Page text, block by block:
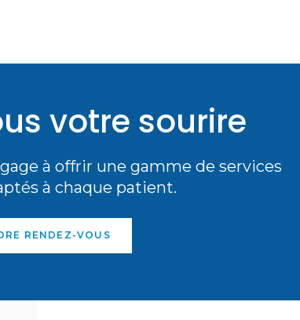
votre sourire
à offrir une gamme de services
à chaque patient.
RENDEZ-VOUS